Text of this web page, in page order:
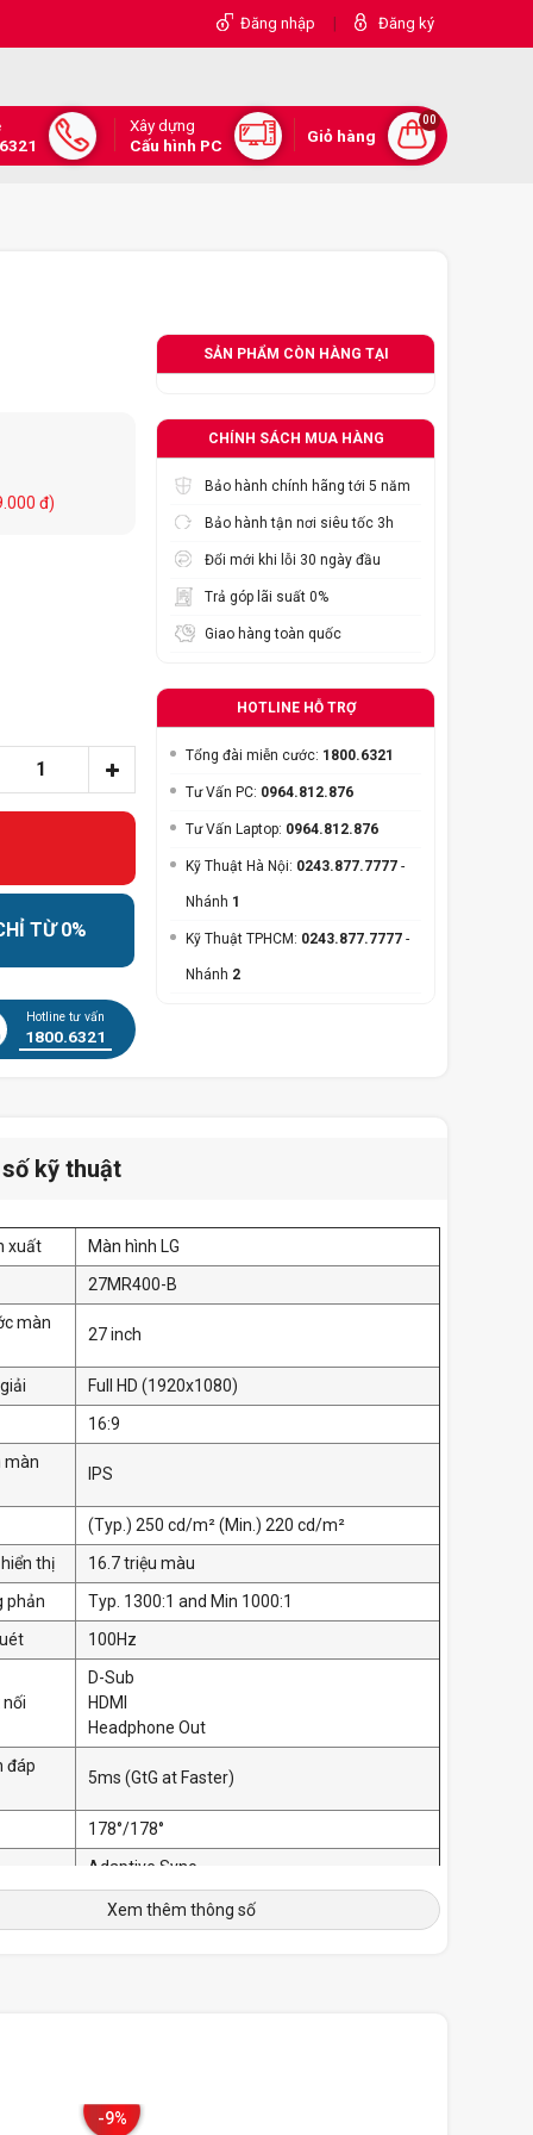
Đăng nhập | Đăng ký
Xây dựng
Cấu hình PC
Giỏ hàng
00
đ)
TỪ 0%
Hotline tư vấn
1800.6321
SẢN PHẨM CÒN HÀNG TẠI
CHÍNH SÁCH MUA HÀNG
Bảo hành chính hãng tới 5 năm
Bảo hành tận nơi siêu tốc 3h
Đổi mới khi lỗi 30 ngày đầu
Trả góp lãi suất 0%
Giao hàng toàn quốc
HOTLINE HỖ TRỢ
Tổng đài miễn cước: 1800.6321
Tư Vấn PC: 0964.812.876
Tư Vấn Laptop: 0964.812.876
Kỹ Thuật Hà Nội: 0243.877.7777 -
Nhánh 1
Kỹ Thuật TPHCM: 0243.877.7777 -
Nhánh 2
kỹ thuật
xuất
Màn hình LG
27MR400-B
màn
27 inch
Full HD (1920x1080)
16:9
màn
IPS
(Typ.) 250 cd/m² (Min.) 220 cd/m²
thị
16.7 triệu màu
phản
Typ. 1300:1 and Min 1000:1
100Hz
nối
D-Sub
HDMI
Headphone Out
đáp
5ms (GtG at Faster)
178°/178°
Adaptive Sync
AMD FreeSync
Auto Input Switch
Flicker Safe
Xem thêm thông số
-9%